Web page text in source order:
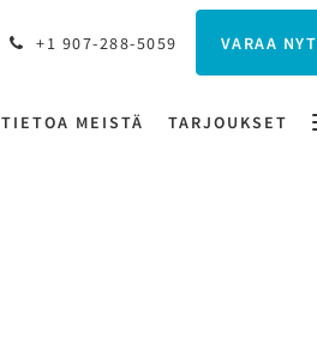
+1 907-288-5059 VARAA NYT
TIETOA MEISTÄ TARJOUKSET